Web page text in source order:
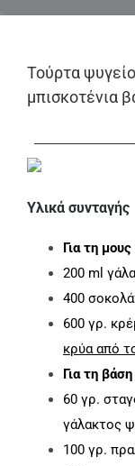
Τούρτα
μπισκοτένια
Υλικά συνταγής
Για τη
200 ml
400
600 γρ.
κρύα από
Για τη βάση
60 γρ.
γάλακτος
100 γρ.